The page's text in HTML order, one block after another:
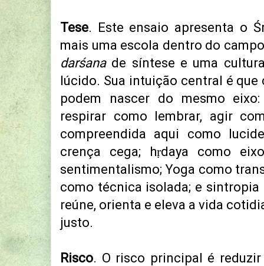
Tese. Este ensaio apresenta o
mais uma escola dentro do
darśanade síntese e uma
lúcido. Sua intuição central é que
podem nascer do mesmo
respirar como lembrar, agir
compreendida aqui como
crença cega; hṛdaya como
sentimentalismo; Yoga como
como técnica isolada; e
reúne, orienta e eleva a vida
justo.
Risco. O risco principal é